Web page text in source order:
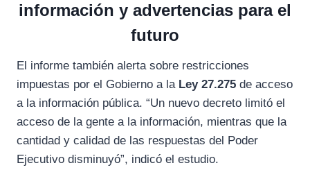
información y advertencias para el
futuro
El informe también alerta sobre restricciones
impuestas por el Gobierno a la Ley 27.275 de acceso
a la información pública. “Un nuevo decreto limitó el
acceso de la gente a la información, mientras que la
cantidad y calidad de las respuestas del Poder
Ejecutivo disminuyó”, indicó el estudio.